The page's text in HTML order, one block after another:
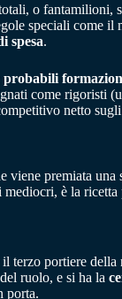
o fantamilioni,
speciali come il
spesa.
probabili
come rigoristi
netto
premiata una
è la
terzo portiere della
ruolo, e si ha la
porta.